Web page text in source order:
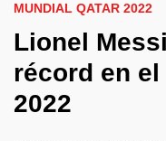
MUNDIAL QATAR 2022
Lionel
récord en
2022